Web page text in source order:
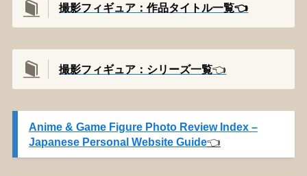
撮影フィギュア：作品タイトル一覧👈️
撮影フィギュア：シリーズ一覧👈️
Anime & Game Figure Photo Review Index –
Japanese Personal Website Guide👈️